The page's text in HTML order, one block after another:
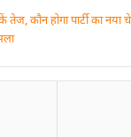
कौन होगा पार्टी का नया